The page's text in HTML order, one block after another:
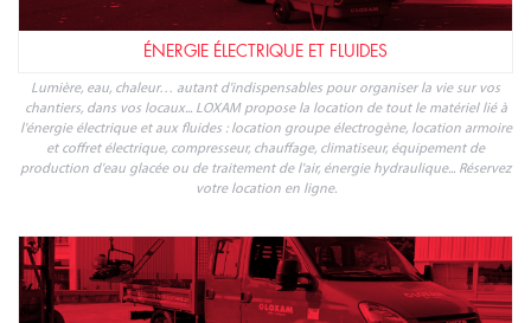
ÉNERGIE ÉLECTRIQUE ET FLUIDES
Lumière, eau, chaleur… autant d'indispensables pour organiser la vie sur vos
chantiers, dans vos locaux... LOXAM propose la location de tout le matériel lié à
l'énergie électrique et aux fluides : location groupe électrogène, location armoire
et coffret électrique, compresseur, chauffage, climatiseur, équipement de
production d'eau glacée ou de traitement de l'air, énergie hydraulique... Réservez
votre location en ligne.